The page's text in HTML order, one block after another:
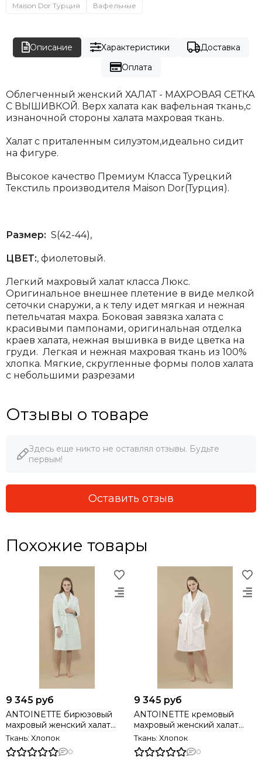
Maison Dor Турция
Вафельные
Описание Характеристики
Доставка
Оплата
Облегченный женский ХАЛАТ - МАХРОВАЯ СЕТКА
С ВЫШИВКОЙ. Верх халата как вафельная ткань,с
изнаночной стороны халата махровая ткань.
Халат с приталенным силуэтом,идеально сидит
на фигуре.
Высокое качество Премиум Класса Турецкий
Текстиль производителя Maison Dor(Турция).
Размер: S(42-44),
ЦВЕТ:, фиолетовый.
Легкий махровый халат класса Люкс.
Оригинальное внешнее плетение в виде мелкой
сеточки снаружи, а к телу идет мягкая и нежная
петельчатая махра. Боковая завязка халата с
красивыми пампонами, оригинальная отделка
краев халата, нежная вышивка в виде цветка на
груди. Легкая и нежная махровая ткань из 100%
хлопка. Мягкие, скругленные формы полов халата
с небольшими разрезами
Отзывы о товаре
Здесь еще никто не оставлял отзывы. Будьте
первым!
Оставить отзыв
Похожие товары
9 345 руб
ANTOINETTE бирюзовый
махровый женский халат
Tivolyo Home (Турция)
Ткань: Хлопок
0
9 345 руб
ANTOINETTE кремовый
махровый женский халат
Tivolyo Home (Турция)
Ткань: Хлопок
0